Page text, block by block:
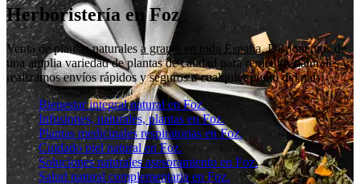
Herboristería en Foz
Venta de plantas naturalesa granel en toda España. Disponemos de
una amplia variedad de plantas de calidad para remedios naturales y
realizamos envíos rápidos y seguros a cualquier punto del país.
Bienestar integral natural en Foz.
Infusiones, naturales, plantas en Foz.
Plantas medicinales respiratorias en Foz.
Cuidado piel natural en Foz.
Soluciones naturales asesoramiento en Foz.
Salud natural complementaria en Foz.